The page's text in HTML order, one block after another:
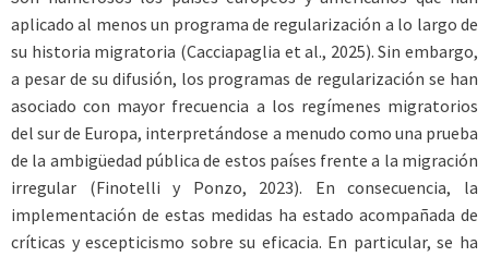
aplicado al menos un programa de regularización a lo largo de
su historia migratoria (Cacciapaglia et al., 2025). Sin embargo,
a pesar de su difusión, los programas de regularización se han
asociado con mayor frecuencia a los regímenes migratorios
del sur de Europa, interpretándose a menudo como una prueba
de la ambigüedad pública de estos países frente a la migración
irregular (Finotelli y Ponzo, 2023). En consecuencia, la
implementación de estas medidas ha estado acompañada de
críticas y escepticismo sobre su eficacia. En particular, se ha